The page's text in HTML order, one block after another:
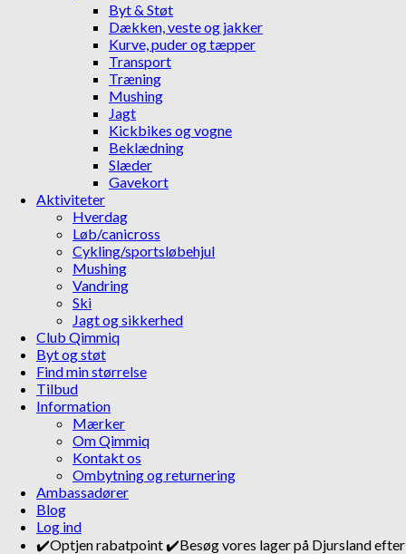
Byt & Støt
Dækken, veste og jakker
Kurve, puder og tæpper
Transport
Træning
Mushing
Jagt
Kickbikes og vogne
Beklædning
Slæder
Gavekort
Aktiviteter
Hverdag
Løb/canicross
Cykling/sportsløbehjul
Mushing
Vandring
Ski
Jagt og sikkerhed
Club Qimmiq
Byt og støt
Find min størrelse
Tilbud
Information
Mærker
Om Qimmiq
Kontakt os
Ombytning og returnering
Ambassadører
Blog
Log ind
✔️Optjen rabatpoint ✔️Besøg vores lager på Djursland efter